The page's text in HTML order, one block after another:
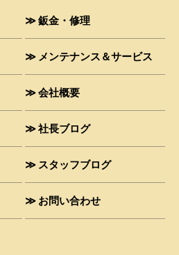
鈑金・修理
メンテナンス＆サービス
会社概要
社長ブログ
スタッフブログ
お問い合わせ